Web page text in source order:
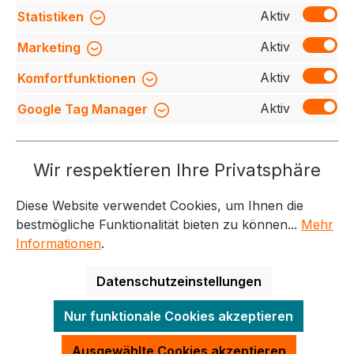
einf…Mehr
Bewertungen
Service-Hotline
Weitere Themen
Informationen Kontakt
Alle Preise exkl. gesetzl. Mehrwertsteuer zzgl.
Versandkostenund ggf. Nachnahmegebühren, wenn
nicht anders angegeben.
Statistiken
Aktiv
Marketing
Aktiv
Komfortfunktionen
Aktiv
Google Tag Manager
Aktiv
Wir respektieren Ihre Privatsphäre
Diese Website verwendet Cookies, um Ihnen die
bestmögliche Funktionalität bieten zu können... Mehr
Informationen.
Datenschutzeinstellungen
Nur funktionale Cookies akzeptieren
Ausgewählte Cookies akzeptieren